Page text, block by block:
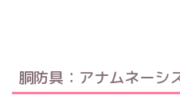
胴防具：アナムネーシ